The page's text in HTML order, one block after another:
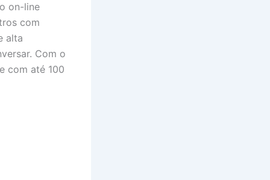
on-line
com
alta
Com o
com até 100